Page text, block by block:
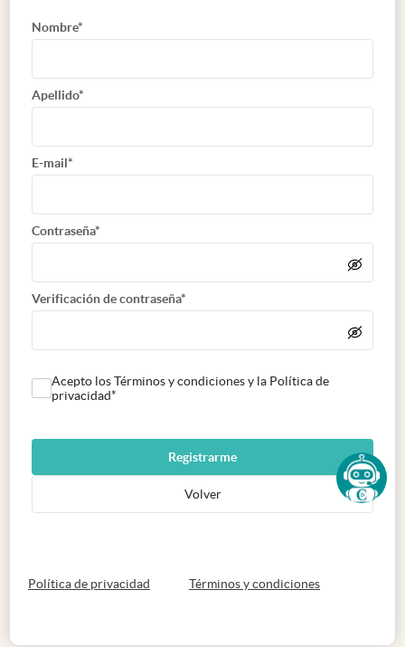
Nombre*
Apellido*
E-mail*
Contraseña*
Verificación de contraseña*
Acepto los Términos y condiciones y la Política de
privacidad*
Registrarme
Volver
Política de privacidad abre en nueva pestaña
Términos y condicionesabre en nueva